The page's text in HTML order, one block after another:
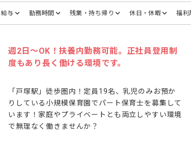
給与 勤務時間 残業・持ち帰り 休日・休暇 福利
週2日～OK！扶養内勤務可能。正社員登用制
度もあり長く働ける環境です。
「戸塚駅」徒歩圏内！定員19名、乳児のみお預か
りしている小規模保育園でパート保育士を募集して
います！家庭やプライベートとも両立しやすい環境
で無理なく働きませんか？